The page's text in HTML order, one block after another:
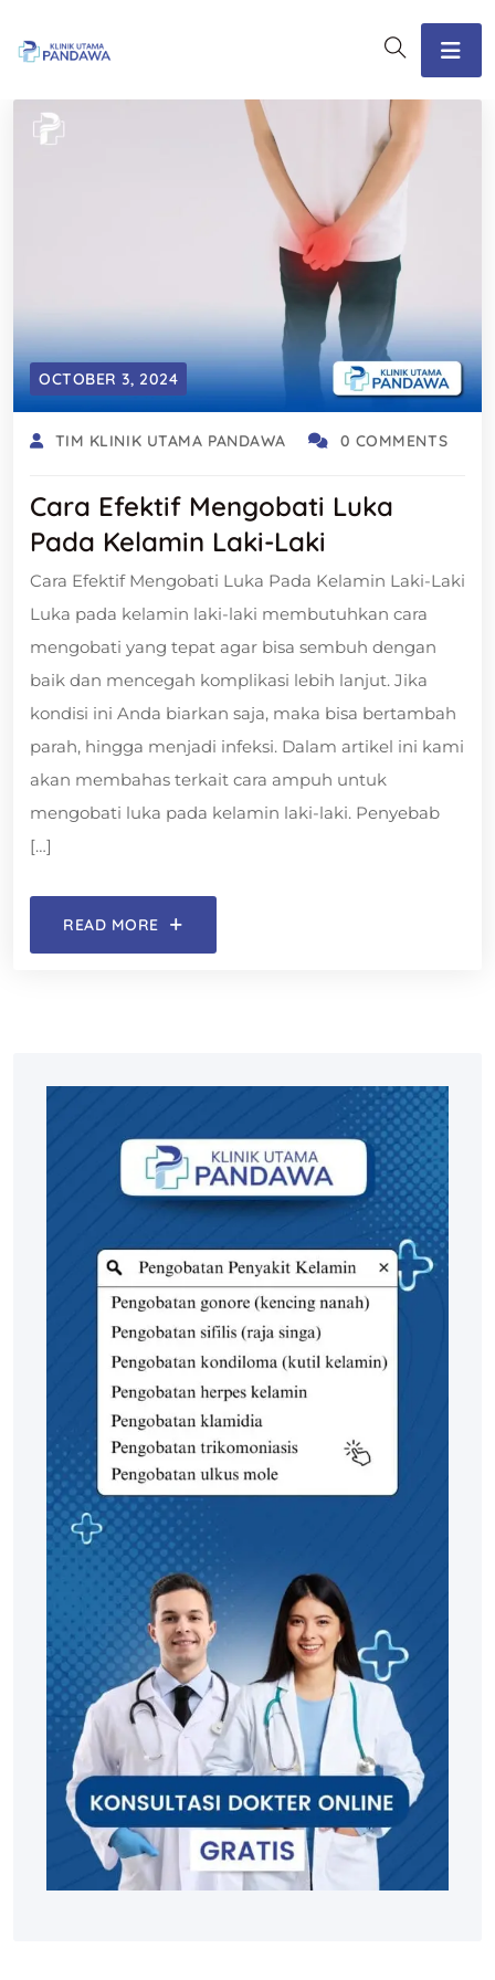
OCTOBER 3, 2024
TIM KLINIK UTAMA PANDAWA 0 COMMENTS
Cara Efektif Mengobati Luka
Pada Kelamin Laki-Laki
Cara Efektif Mengobati Luka Pada Kelamin Laki-Laki
Luka pada kelamin laki-laki membutuhkan cara
mengobati yang tepat agar bisa sembuh dengan
baik dan mencegah komplikasi lebih lanjut. Jika
kondisi ini Anda biarkan saja, maka bisa bertambah
parah, hingga menjadi infeksi. Dalam artikel ini kami
akan membahas terkait cara ampuh untuk
mengobati luka pada kelamin laki-laki. Penyebab
[…]
READ MORE